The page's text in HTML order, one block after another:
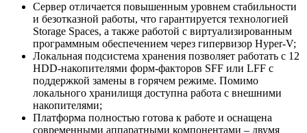
Сервер отличается повышенным уровнем стабильности
и безотказной работы, что гарантируется технологией
Storage Spaces, а также работой с виртуализированным
программным обеспечением через гипервизор Hyper-V;
Локальная подсистема хранения позволяет работать с 12
HDD-накопителями форм-факторов SFF или LFF с
поддержкой замены в горячем режиме. Помимо
локального хранилищя доступна работа с внешними
накопителями;
Платформа полностью готова к работе и оснащена
современными аппаратными компонентами – двумя